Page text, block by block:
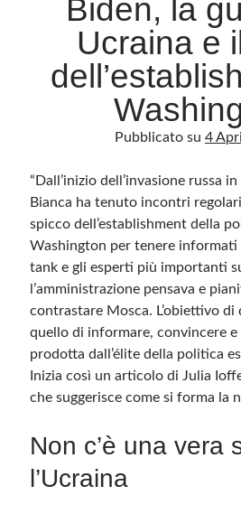
Archivio
Archivi
Questo blog non rappresenta una testata
senza alcuna periodicità. Non può pertanto
sensi della legge n· 62 del 7.03.2001. L’autore non
pubblicato dai lettori nei commenti ai vari post.
ritenuti offensivi o lesivi dell’immagine o
razzisti o che contengano dati personali non
privacy. Alcune immagini inserite in questo blog
considerate di pubblico dominio. Qualora la loro
diritti d’autore, vi invito a comunicarlo via e-mail a
tramite link né del loro contenuto, che può essere
Meta
Accedi
Biden, la
Ucraina e
Pubblicato su 4
“Dall’inizio dell’invasione russa
Bianca ha tenuto incontri
spicco dell’establishment della
Washington per tenere
tank e gli esperti più importanti
l’amministrazione pensava e
contrastare Mosca. L’obiettivo
quello di informare, convincere e
prodotta dall’élite della politica
Inizia così un articolo di Julia
che suggerisce come si forma la
Non c’è una vera
l’Ucraina